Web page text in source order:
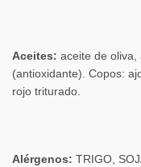
Aceites: aceite de
(antioxidante). Copos:
rojo triturado.
Alérgenos: TRIGO,